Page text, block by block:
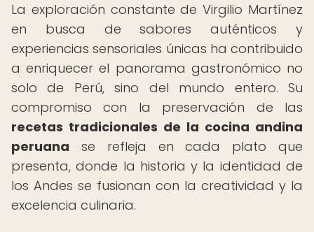
La exploración constante de Virgilio Martínez
en busca de sabores auténticos y
experiencias sensoriales únicas ha contribuido
a enriquecer el panorama gastronómico no
solo de Perú, sino del mundo entero. Su
compromiso con la preservación de las
recetas tradicionales de la cocina andina
peruana se refleja en cada plato que
presenta, donde la historia y la identidad de
los Andes se fusionan con la creatividad y la
excelencia culinaria.